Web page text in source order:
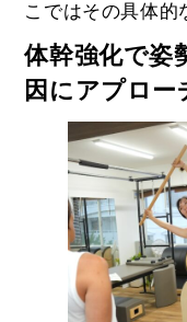
こではその具体的
体幹強化で姿
因にアプロー